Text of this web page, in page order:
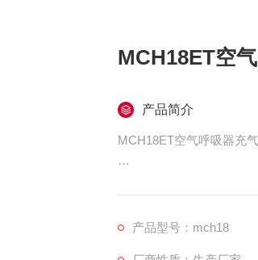
MCH18ET空
产品简介
MCH18ET空气呼吸器充
产地:意大利
产品型号：mch18